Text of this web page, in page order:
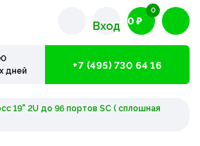
Вход 0 ₽
0
дней
+7 (495) 730 64 16
19" 2U до 96 портов SC ( сплошная